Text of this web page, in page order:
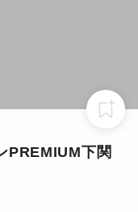
PREMIUM下関